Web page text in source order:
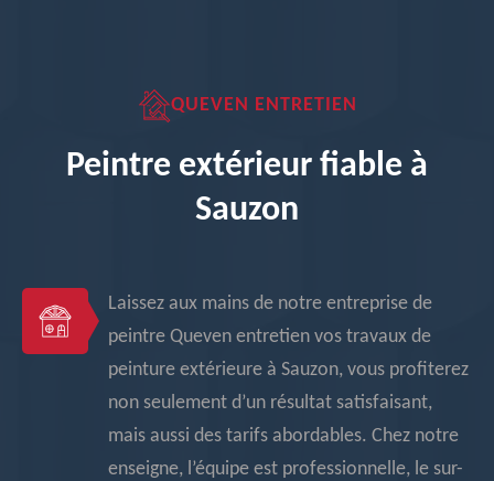
QUEVEN ENTRETIEN
Peintre extérieur fiable à
Sauzon
Laissez aux mains de notre entreprise de
peintre Queven entretien vos travaux de
peinture extérieure à Sauzon, vous profiterez
non seulement d’un résultat satisfaisant,
mais aussi des tarifs abordables. Chez notre
enseigne, l’équipe est professionnelle, le sur-